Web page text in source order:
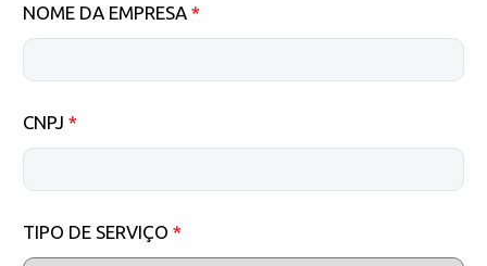
NOME DA EMPRESA *
CNPJ *
TIPO DE SERVIÇO *